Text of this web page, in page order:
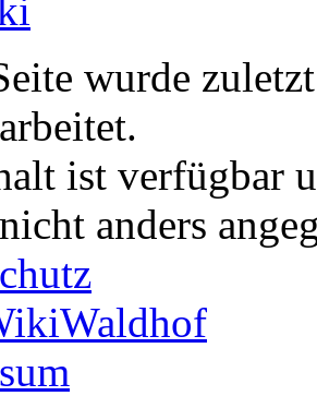
wurde
ist verfügbar
anders